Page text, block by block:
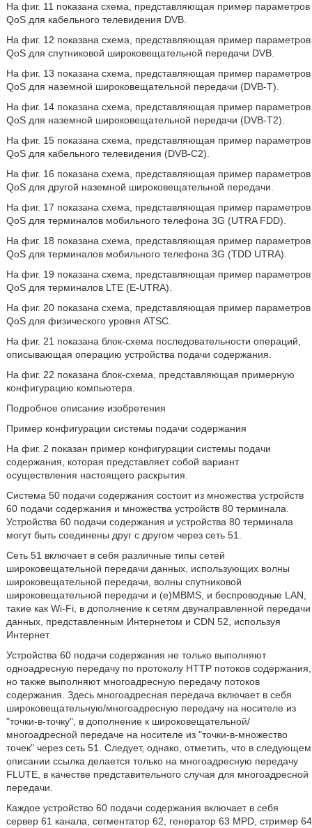
На фиг. 11 показана схема, представляющая пример параметров
QoS для кабельного телевидения DVB.
На фиг. 12 показана схема, представляющая пример параметров
QoS для спутниковой широковещательной передачи DVB.
На фиг. 13 показана схема, представляющая пример параметров
QoS для наземной широковещательной передачи (DVB-T).
На фиг. 14 показана схема, представляющая пример параметров
QoS для наземной широковещательной передачи (DVB-T2).
На фиг. 15 показана схема, представляющая пример параметров
QoS для кабельного телевидения (DVB-C2).
На фиг. 16 показана схема, представляющая пример параметров
QoS для другой наземной широковещательной передачи.
На фиг. 17 показана схема, представляющая пример параметров
QoS для терминалов мобильного телефона 3G (UTRA FDD).
На фиг. 18 показана схема, представляющая пример параметров
QoS для терминалов мобильного телефона 3G (TDD UTRA).
На фиг. 19 показана схема, представляющая пример параметров
QoS для терминалов LTE (E-UTRA).
На фиг. 20 показана схема, представляющая пример параметров
QoS для физического уровня ATSC.
На фиг. 21 показана блок-схема последовательности операций,
описывающая операцию устройства подачи содержания.
На фиг. 22 показана блок-схема, представляющая примерную
конфигурацию компьютера.
Подробное описание изобретения
Пример конфигурации системы подачи содержания
На фиг. 2 показан пример конфигурации системы подачи
содержания, которая представляет собой вариант
осуществления настоящего раскрытия.
Система 50 подачи содержания состоит из множества устройств
60 подачи содержания и множества устройств 80 терминала.
Устройства 60 подачи содержания и устройства 80 терминала
могут быть соединены друг с другом через сеть 51.
Сеть 51 включает в себя различные типы сетей
широковещательной передачи данных, использующих волны
широковещательной передачи, волны спутниковой
широковещательной передачи и (e)MBMS, и беспроводные LAN,
такие как Wi-Fi, в дополнение к сетям двунаправленной передачи
данных, представленным Интернетом и CDN 52, используя
Интернет.
Устройства 60 подачи содержания не только выполняют
одноадресную передачу по протоколу HTTP потоков содержания,
но также выполняют многоадресную передачу потоков
содержания. Здесь многоадресная передача включает в себя
широковещательную/многоадресную передачу на носителе из
"точки-в-точку", в дополнение к широковещательной/
многоадресной передаче на носителе из "точки-в-множество
точек" через сеть 51. Следует, однако, отметить, что в следующем
описании ссылка делается только на многоадресную передачу
FLUTE, в качестве представительного случая для многоадресной
передачи.
Каждое устройство 60 подачи содержания включает в себя
сервер 61 канала, сегментатор 62, генератор 63 MPD, стример 64